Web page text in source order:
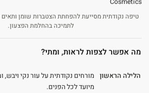
טיפה נקודתית מסייעת להפחתת הצטברות שומן
לתמיכה בהחלמת הפצעון.
מה אפשר לצפות לראות, ומתי?
הלילה הראשון מורחים נקודתית על עור נקי
מיועד לכל הפנים.